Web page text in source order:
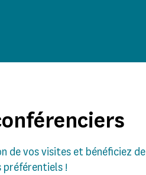
de vos visites et bénéficiez de
!